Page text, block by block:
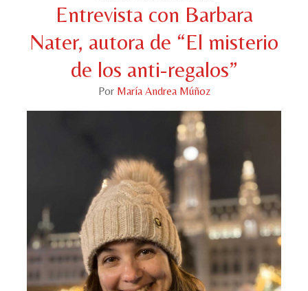
Entrevista con Barbara
Nater, autora de “El misterio
de los anti-regalos”
Por María Andrea Múñoz